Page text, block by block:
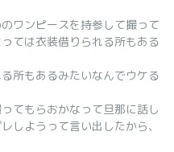
ワンピースを持参して撮って
ては衣装借りられる所もある
所もあるみたいなんでウケる
てもらおかなって旦那に話し
しようって言い出したから、